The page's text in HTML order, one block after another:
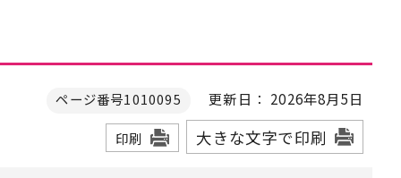
ページ番号1010095 更新日： 2026年8月5日
印刷 大きな文字で印刷